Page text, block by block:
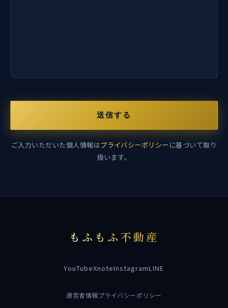
送信する
ご入力いただいた個人情報はプライバシーポリシー に基づいて取り
扱います。
もふもふ不動産
YouTubeXnoteInstagramLINE
運営者情報プライバシーポリシー